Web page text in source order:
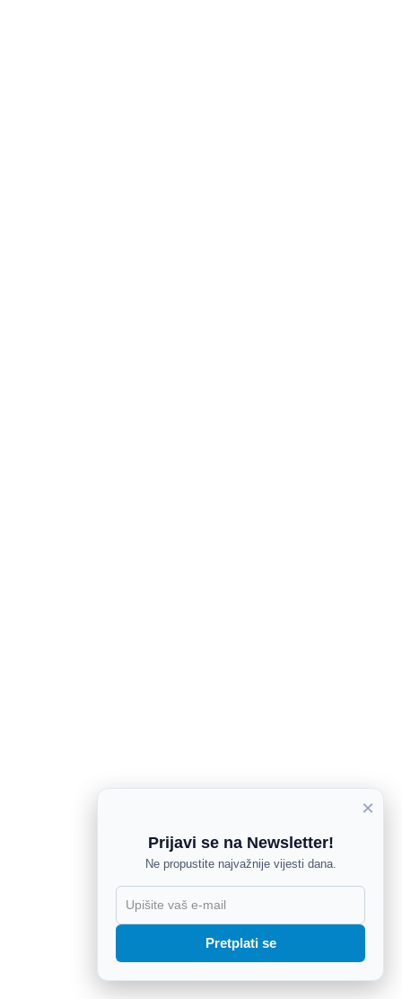
×
Prijavi se na Newsletter!
Ne propustite najvažnije vijesti dana.
Pretplati se